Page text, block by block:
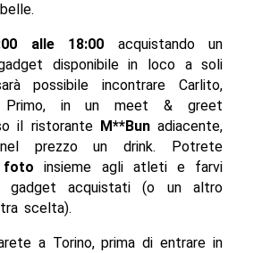
alle 18:00 acquistando un
disponibile in loco a soli
possibile incontrare Carlito,
Primo, in un meet & greet
il ristorante M**Bunadiacente,
prezzo un drink. Potrete
foto insieme agli atleti e farvi
acquistati (o un altro
scelta).
a Torino, prima di entrare in